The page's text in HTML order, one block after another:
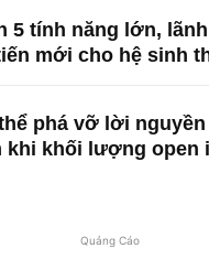
5 tính năng lớn,
mới cho hệ sinh
phá vỡ lời
khi khối lượng open
Quảng Cáo